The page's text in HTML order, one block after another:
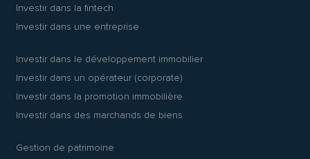
Investir dans la fintech
Investir dans une entreprise
Investir dans le développement immobilier
Investir dans un opérateur (corporate)
Investir dans la promotion immobilière
Investir dans des marchands de biens
Gestion de patrimoine